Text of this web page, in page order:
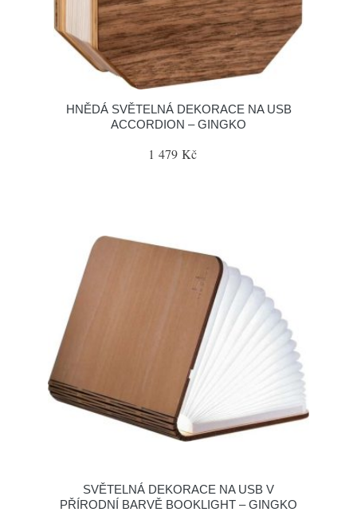
HNĚDÁ SVĚTELNÁ DEKORACE NA USB
ACCORDION – GINGKO
1 479 Kč
SVĚTELNÁ DEKORACE NA USB V
PŘÍRODNÍ BARVĚ BOOKLIGHT – GINGKO